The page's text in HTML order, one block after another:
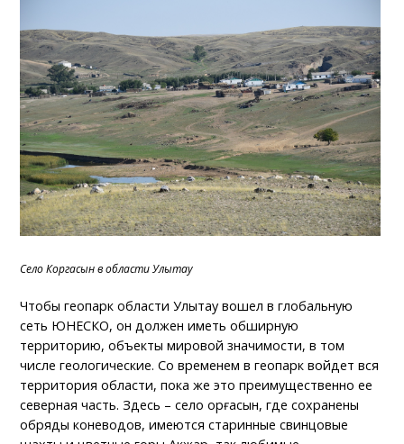
Село Коргасын в области Улытау
Чтобы геопарк области Улытау вошел в глобальную
сеть ЮНЕСКО, он должен иметь обширную
территорию, объекты мировой значимости, в том
числе геологические. Со временем в геопарк войдет вся
территория области, пока же это преимущественно ее
северная часть. Здесь – село Қорғасын, где сохранены
обряды коневодов, имеются старинные свинцовые